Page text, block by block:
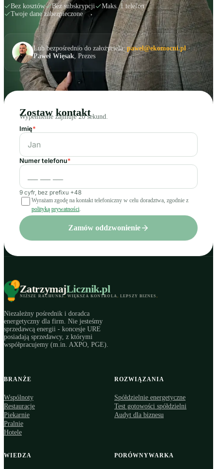
Bez kosztów Bez subskrypcji
Maks. 1 telefon
Twoje dane zabezpieczone
Lub bezpośrednio do założyciela:pawel@ekomocni.pl·
Paweł Więsak, Prezes
Zostaw kontakt
Wypełnienie zajmuje 20 sekund.
Imię*
Numer telefonu*
9 cyfr, bez prefixu +48
Wyrażam zgodę na kontakt telefoniczny w celu doradztwa, zgodnie z
polityką prywatności.
Zamów oddzwonienie
ZatrzymajLicznik.pl
NIŻSZE RACHUNKI. WIĘKSZA KONTROLA. LEPSZY BIZNES .
Niezależny pośrednik i doradca
energetyczny dla firm. Nie jesteśmy
sprzedawcą energii - koncesje URE
posiadają sprzedawcy, z którymi
współpracujemy (m.in. AXPO, PGE).
BRANŻE
Wspólnoty
Restauracje
Piekarnie
Pralnie
Hotele
ROZWIĄZANIA
Spółdzielnie energetyczne
Test gotowości spółdzielni
Audyt dla biznesu
WIEDZA PORÓWNYWARKA